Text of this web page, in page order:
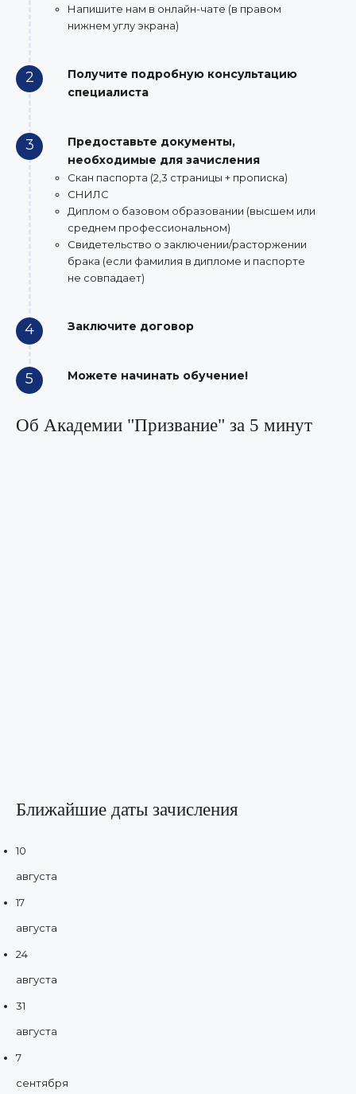
Напишите нам в онлайн-чате (в правом
нижнем углу экрана)
2
Получите подробную консультацию
специалиста
3
Предоставьте документы,
необходимые для зачисления
Скан паспорта (2,3 страницы + прописка)
СНИЛС
Диплом о базовом образовании (высшем или
среднем профессиональном)
Свидетельство о заключении/расторжении
брака (если фамилия в дипломе и паспорте
не совпадает)
4 Заключите договор
5 Можете начинать обучение!
Об Академии "Призвание" за 5 минут
Ближайшие даты зачисления
10
августа
17
августа
24
августа
31
августа
7
сентября